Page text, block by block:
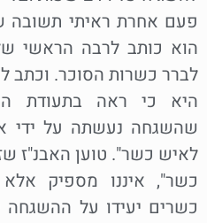
פעם אחרת ראיתי תשובה
הוא כותב לרבה הראשי
לברר כשרות הסוכר. וכתב
היא כי ראה בתעודת
שהשגחה נעשתה על ידי
לאיש כשר". טוען האבנ"ז
כשר", איננו מספיק
כשרים יעידו על